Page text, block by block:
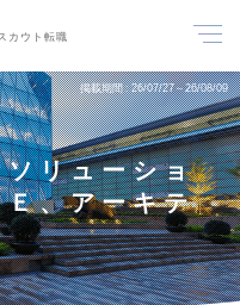
カウト転職
掲載期間 26/07/27～26/08/09
リューショ
、アーキテ